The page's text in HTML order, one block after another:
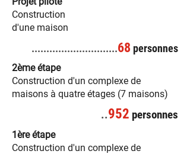
Construction
d'une maison
.............................68 personnes
2ème étape
Construction d'un complexe de
maisons à quatre étages (7 maisons)
..952 personnes
1ère étape
Construction d'un complexe de